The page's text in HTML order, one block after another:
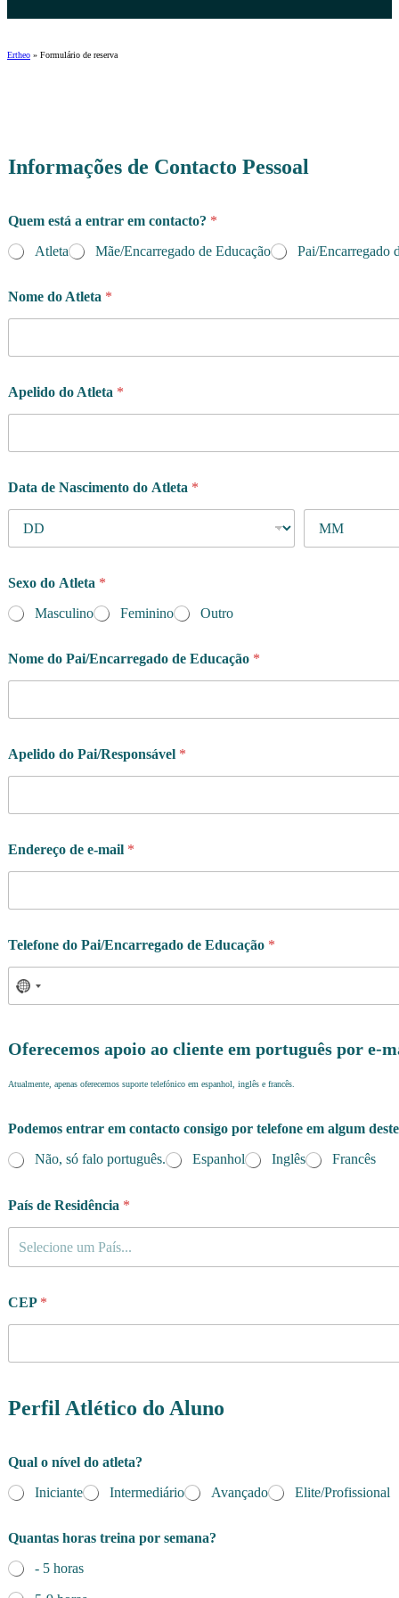
Ertheo » Formulário de reserva
Informações de Contacto Pessoal
Quem está a entrar em contacto? *
Atleta
Mãe/Encarregado de Educação Pai/Encarregado
Nome do Atleta *
Apelido do Atleta *
Data de Nascimento do Atleta *
Sexo do Atleta *
Masculino
Feminino Outro
Nome do Pai/Encarregado de Educação *
Apelido do Pai/Responsável *
Endereço de e-mail *
Telefone do Pai/Encarregado de Educação *
Oferecemos apoio ao cliente em português por e-
Atualmente, apenas oferecemos suporte telefónico em espanhol, inglês e francês.
Podemos entrar em contacto consigo por telefone em algum
Não, só falo português.
Espanhol Inglês Francês
País de Residência *
Selecione um País...
CEP *
Perfil Atlético do Aluno
o
r
t
l
f
Qual o nível do atleta?
Iniciante
Intermediário Avançado Elite/Profissional
Quantas horas treina por semana?
- 5 horas